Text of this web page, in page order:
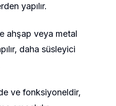
yapılır.
ahşap veya metal
daha süsleyici
ve fonksiyoneldir,